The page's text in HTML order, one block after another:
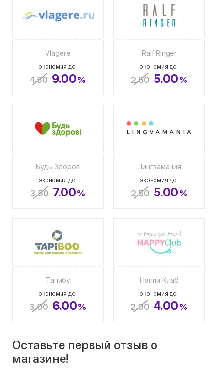
Vlagere
ЭКОНОМИЯ ДО:
4.50 9.00%
Ralf Ringer
ЭКОНОМИЯ ДО:
2.50 5.00%
Будь Здоров
ЭКОНОМИЯ ДО:
3.50 7.00%
Лингвамания
ЭКОНОМИЯ ДО:
2.50 5.00%
Тапибу
ЭКОНОМИЯ ДО:
3.00 6.00%
Наппи Клаб
ЭКОНОМИЯ ДО:
2.00 4.00%
Оставьте первый отзыв о
магазине!